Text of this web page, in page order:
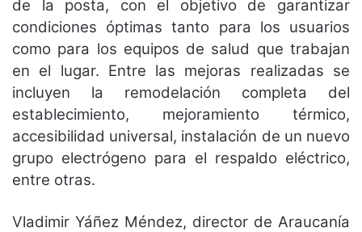
de la posta, con el objetivo de garantizar
condiciones óptimas tanto para los usuarios
como para los equipos de salud que trabajan
en el lugar. Entre las mejoras realizadas se
incluyen la remodelación completa del
establecimiento, mejoramiento térmico,
accesibilidad universal, instalación de un nuevo
grupo electrógeno para el respaldo eléctrico,
entre otras.
Vladimir Yáñez Méndez, director de Araucanía